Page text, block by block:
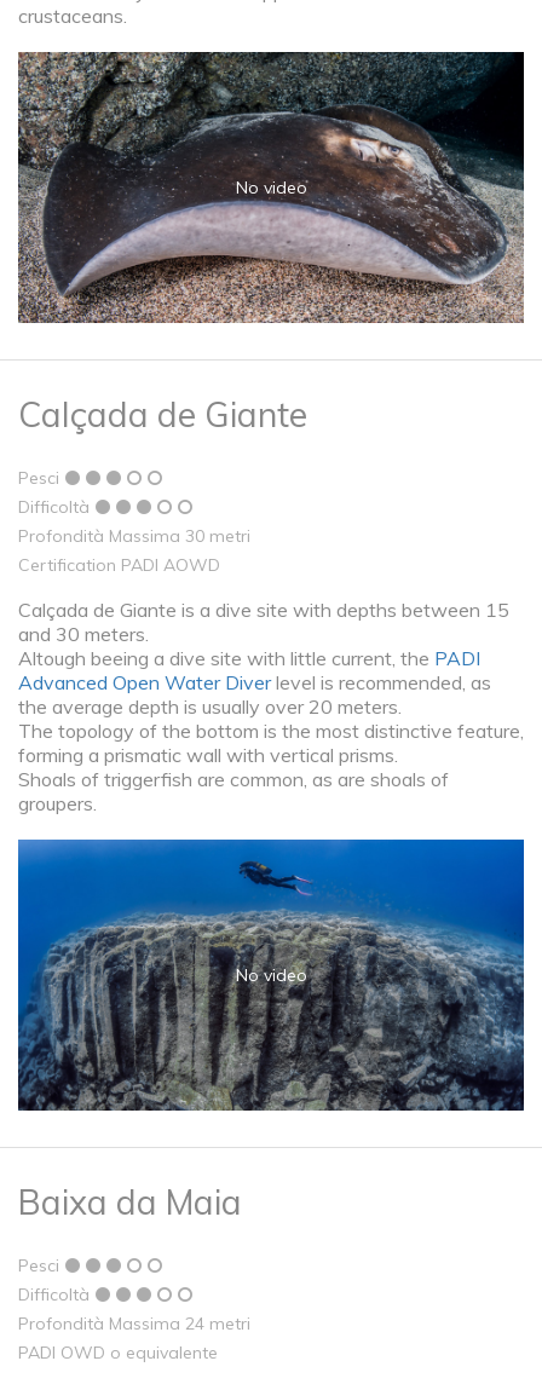
crustaceans.
No video
Calçada de Giante
Pesci
Difficoltà
Profondità Massima 30 metri
Certification PADI AOWD
Calçada de Giante is a dive site with depths between 15
and 30 meters.
Altough beeing a dive site with little current, the PADI
Advanced Open Water Diverlevel is recommended, as
the average depth is usually over 20 meters.
The topology of the bottom is the most distinctive feature,
forming a prismatic wall with vertical prisms.
Shoals of triggerfish are common, as are shoals of
groupers.
No video
Baixa da Maia
Pesci
Difficoltà
Profondità Massima 24 metri
PADI OWD o equivalente